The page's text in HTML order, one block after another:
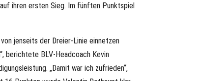
ihren ersten Sieg. Im fünften Punktspiel
jenseits der Dreier-Linie einnetzen
berichtete BLV-Headcoach Kevin
„Damit war ich zufrieden“,